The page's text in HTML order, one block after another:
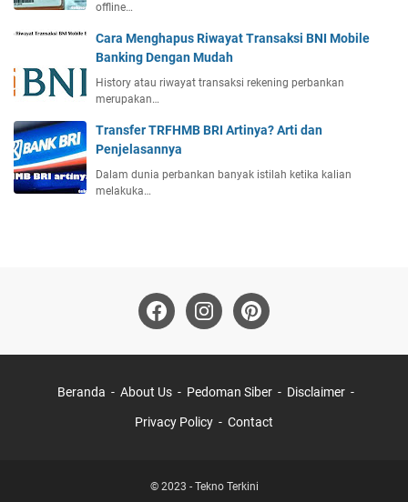
offline…
Cara Menghapus Riwayat Transaksi BNI Mobile
Banking Dengan Mudah
History atau riwayat transaksi rekening perbankan
merupakan…
Transfer TRFHMB BRI Artinya? Arti dan
Penjelasannya
Dalam dunia perbankan banyak istilah ketika kalian
melakuka…
Beranda About Us Pedoman Siber Disclaimer
Privacy Policy Contact
© 2023 - Tekno Terkini